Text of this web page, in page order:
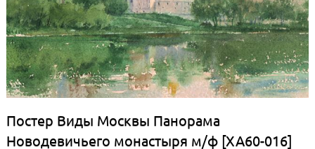
Постер Виды Москвы Панорама
Новодевичьего монастыря м/ф [ХА60-016]